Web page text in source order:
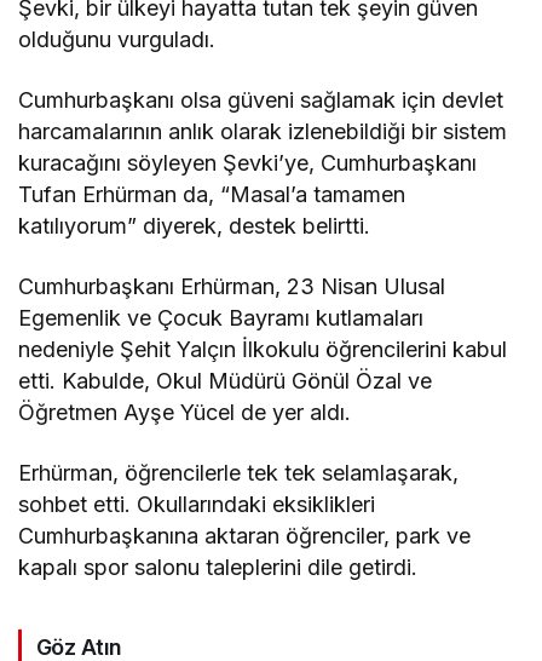
Şevki, bir ülkeyi hayatta tutan tek şeyin güven
olduğunu vurguladı.
Cumhurbaşkanı olsa güveni sağlamak için devlet
harcamalarının anlık olarak izlenebildiği bir sistem
kuracağını söyleyen Şevki’ye, Cumhurbaşkanı
Tufan Erhürman da, “Masal’a tamamen
katılıyorum” diyerek, destek belirtti.
Cumhurbaşkanı Erhürman, 23 Nisan Ulusal
Egemenlik ve Çocuk Bayramı kutlamaları
nedeniyle Şehit Yalçın İlkokulu öğrencilerini kabul
etti. Kabulde, Okul Müdürü Gönül Özal ve
Öğretmen Ayşe Yücel de yer aldı.
Erhürman, öğrencilerle tek tek selamlaşarak,
sohbet etti. Okullarındaki eksiklikleri
Cumhurbaşkanına aktaran öğrenciler, park ve
kapalı spor salonu taleplerini dile getirdi.
Göz Atın